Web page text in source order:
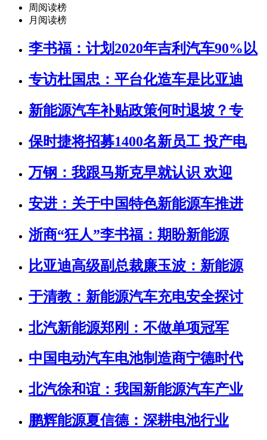
周阅读榜
月阅读榜
李书福：计划2020年吉利汽车90%以
专访杜国忠：平台化造车是比亚迪
新能源汽车补贴政策何时退坡？专
保时捷将招募1400名新员工 投产电
万钢：我跟马斯克早就认识 欢迎
安进：关于中国特色新能源车推进
浙商“狂人”李书福：期盼新能源
比亚迪高级副总裁廉玉波：新能源
于清教：新能源汽车充电安全探讨
北汽新能源郑刚：不做单项冠军
中国电动汽车电池制造商宁德时代
北汽徐和谊：我国新能源汽车产业
鹏辉能源夏信德：深耕电池行业